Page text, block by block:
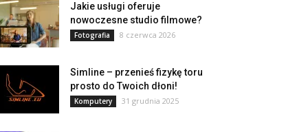
Jakie usługi oferuje
nowoczesne studio filmowe?
Fotografia 8 czerwca 2026
Simline – przenieś fizykę toru
prosto do Twoich dłoni!
Komputery 31 grudnia 2025